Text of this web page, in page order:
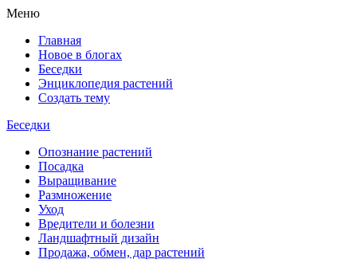
Меню
Главная
Новое в блогах
Беседки
Энциклопедия растений
Создать тему
Беседки
Опознание растений
Посадка
Выращивание
Размножение
Уход
Вредители и болезни
Ландшафтный дизайн
Продажа, обмен, дар растений